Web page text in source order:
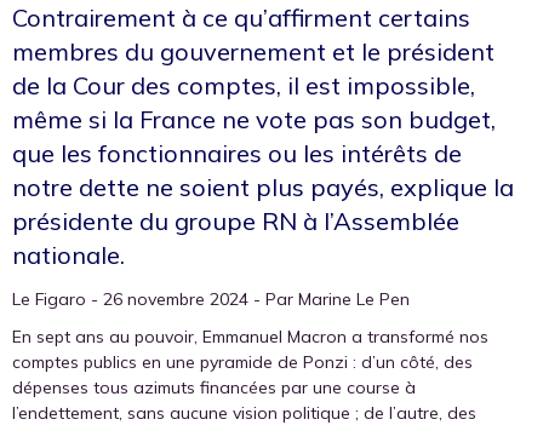
Contrairement à ce qu’affirment certains
membres du gouvernement et le président
de la Cour des comptes, il est impossible,
même si la France ne vote pas son budget,
que les fonctionnaires ou les intérêts de
notre dette ne soient plus payés, explique la
présidente du groupe RN à l’Assemblée
nationale.
Le Figaro - 26 novembre 2024 - Par Marine Le Pen
En sept ans au pouvoir, Emmanuel Macron a transformé nos
comptes publics en une pyramide de Ponzi : d’un côté, des
dépenses tous azimuts financées par une course à
l’endettement, sans aucune vision politique ; de l’autre, des